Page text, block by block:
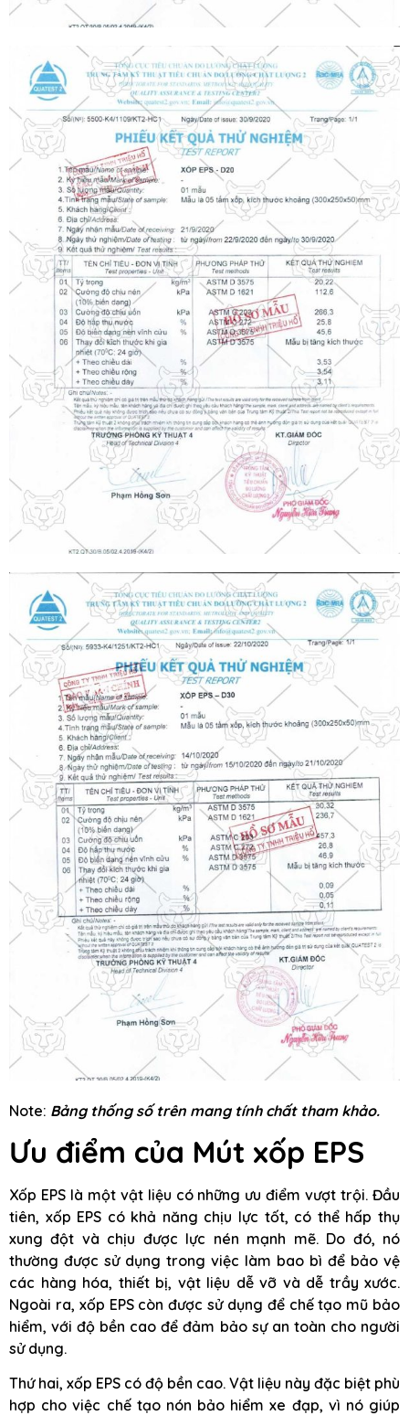
Note: Bảng thống số trên mang tính chất tham khảo.
Ưu điểm của Mút xốp EPS
Xốp EPS là một vật liệu có những ưu điểm vượt trội. Đầu
tiên, xốp EPS có khả năng chịu lực tốt, có thể hấp thụ
xung đột và chịu được lực nén mạnh mẽ. Do đó, nó
thường được sử dụng trong việc làm bao bì để bảo vệ
các hàng hóa, thiết bị, vật liệu dễ vỡ và dễ trầy xước.
Ngoài ra, xốp EPS còn được sử dụng để chế tạo mũ bảo
hiểm, với độ bền cao để đảm bảo sự an toàn cho người
sử dụng.
Thứ hai, xốp EPS có độ bền cao. Vật liệu này đặc biệt phù
hợp cho việc chế tạo nón bảo hiểm xe đạp, vì nó giúp